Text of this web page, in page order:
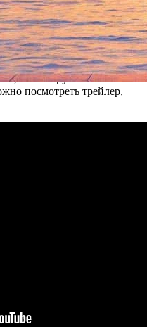
уникальном формате
и графические
фотографиями,
вырезками о жизни
эти артефакты будут
погрузиться в
посмотреть трейлер,